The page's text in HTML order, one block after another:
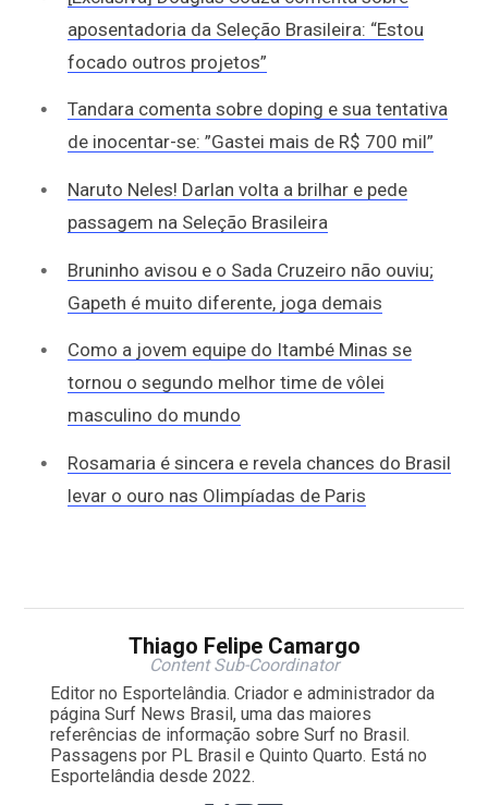
aposentadoria da Seleção Brasileira: “Estou
focado outros projetos”
Tandara comenta sobre doping e sua tentativa
de inocentar-se: ”Gastei mais de R$ 700 mil”
Naruto Neles! Darlan volta a brilhar e pede
passagem na Seleção Brasileira
Bruninho avisou e o Sada Cruzeiro não ouviu;
Gapeth é muito diferente, joga demais
Como a jovem equipe do Itambé Minas se
tornou o segundo melhor time de vôlei
masculino do mundo
Rosamaria é sincera e revela chances do Brasil
levar o ouro nas Olimpíadas de Paris
Thiago Felipe Camargo
Content Sub-Coordinator
Editor no Esportelândia. Criador e administrador da
página Surf News Brasil, uma das maiores
referências de informação sobre Surf no Brasil.
Passagens por PL Brasil e Quinto Quarto. Está no
Esportelândia desde 2022.